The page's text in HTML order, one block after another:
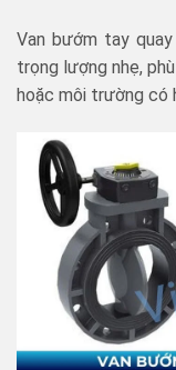
Van bướm tay
trọng lượng nhẹ,
hoặc môi trường có